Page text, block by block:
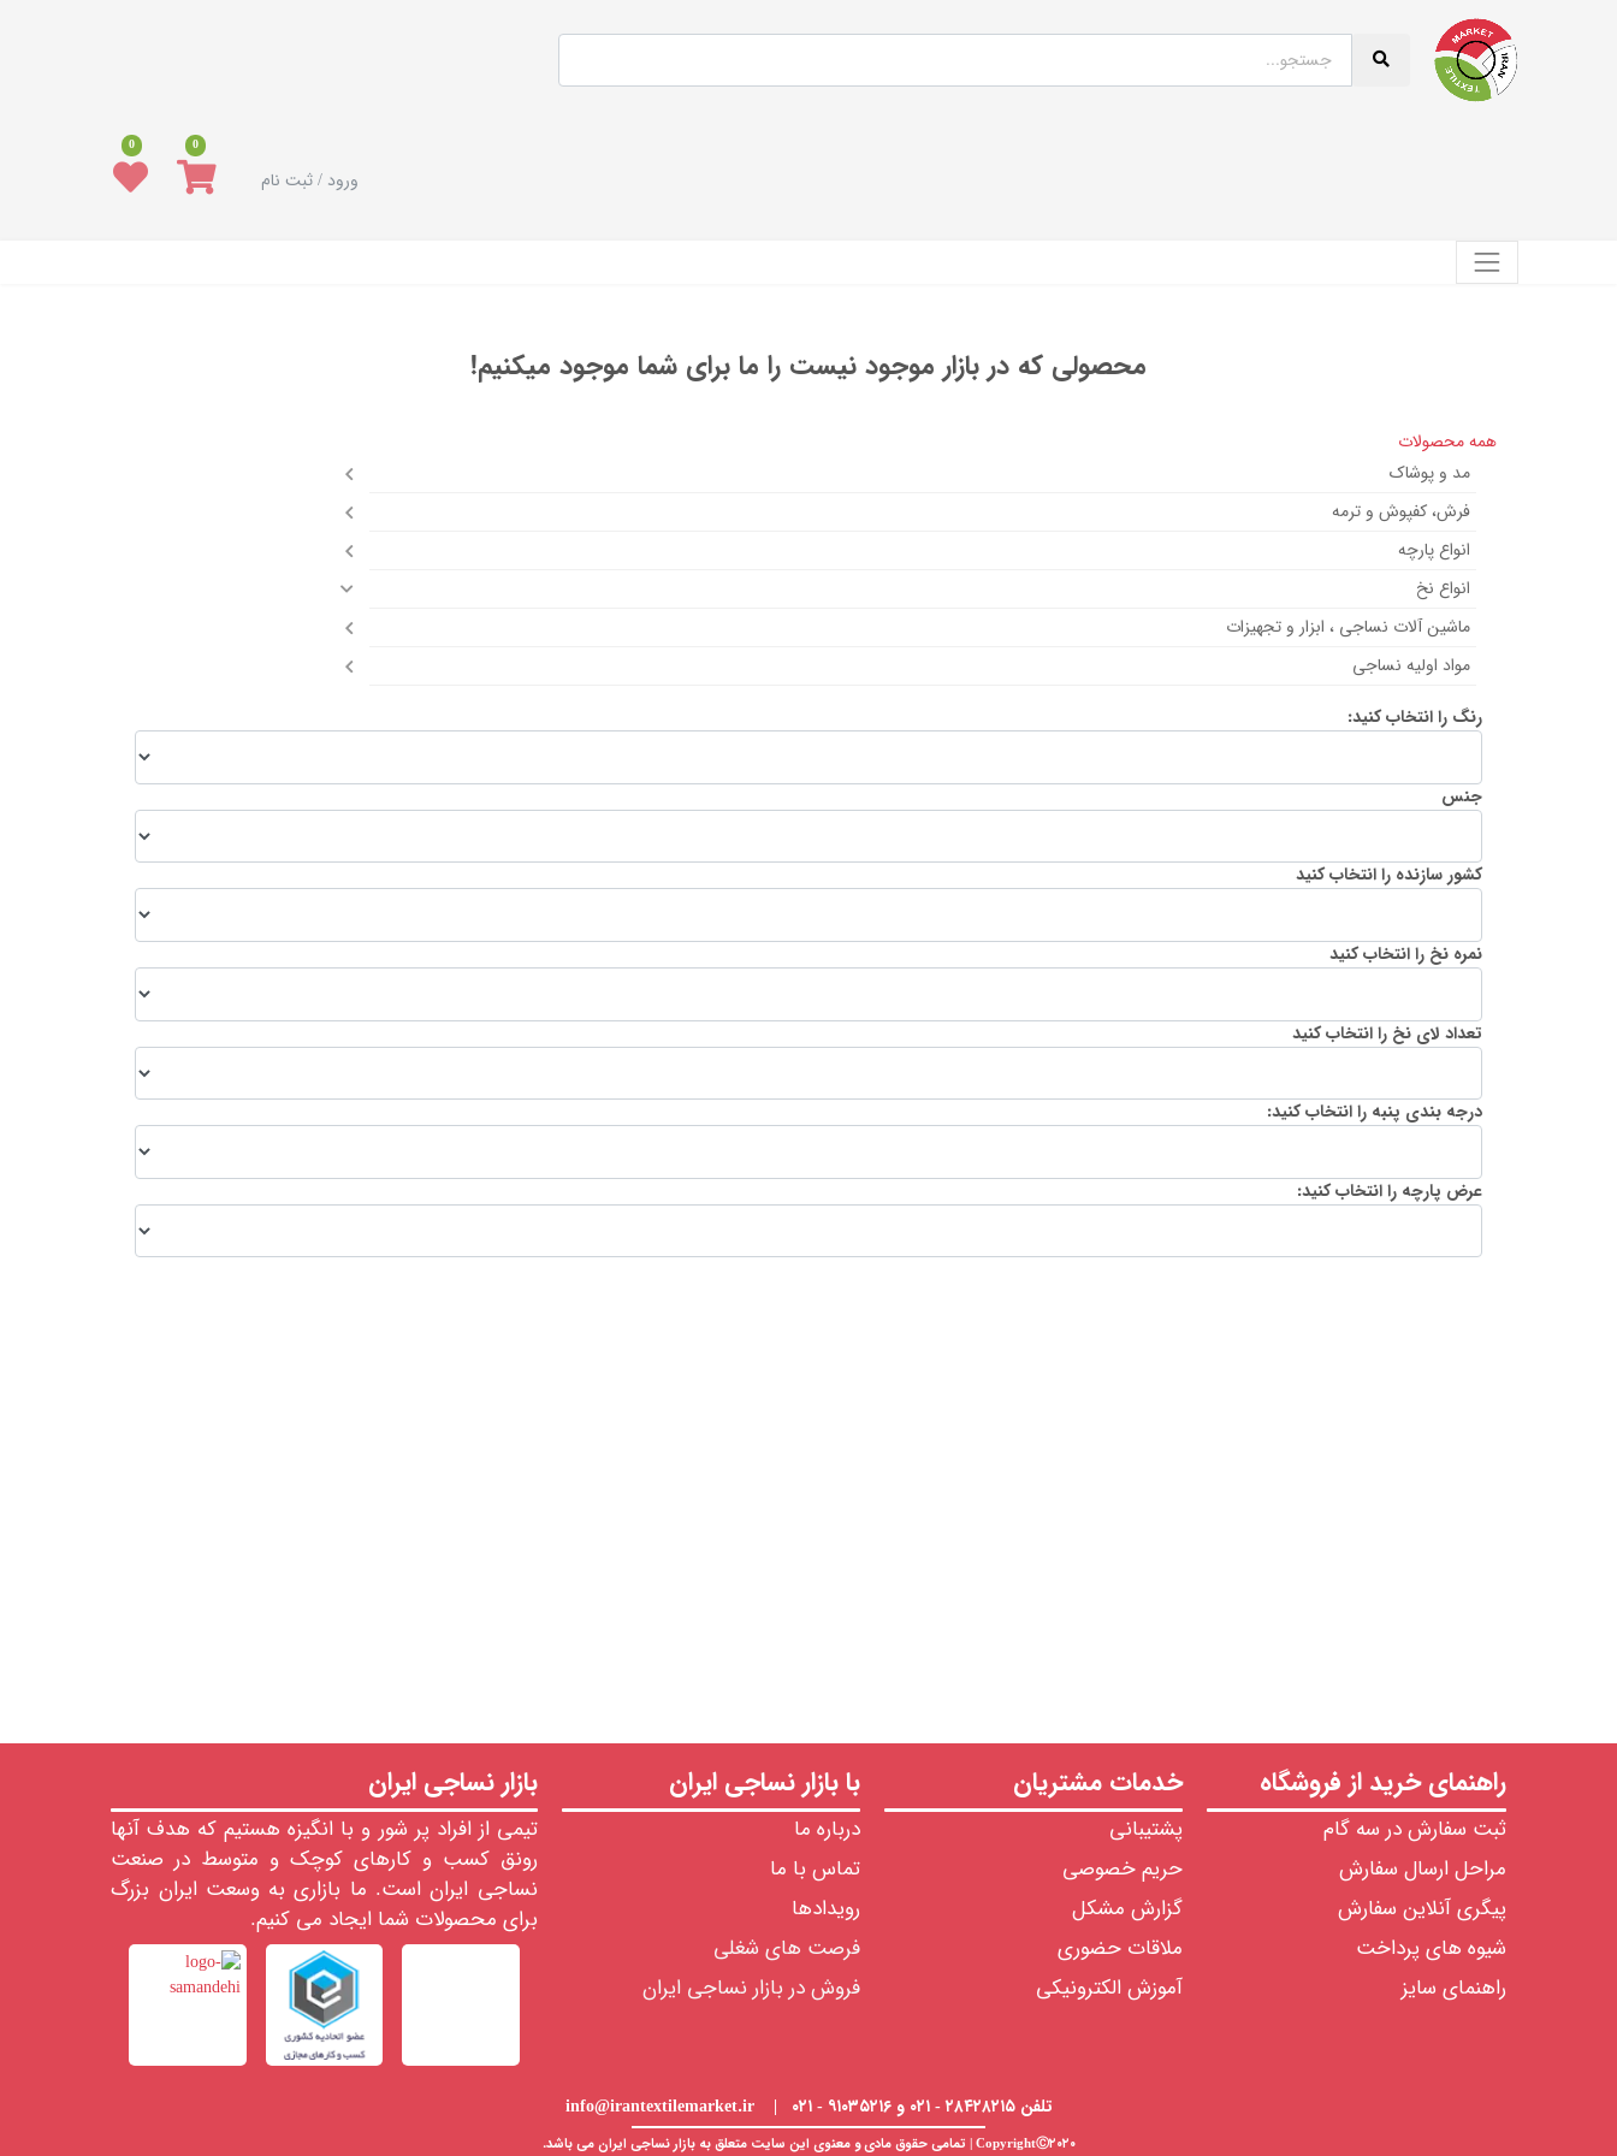
ورود / ثبت نام
0
0
محصولی که در بازار موجود نیست را ما برای شما موجود میکنیم!
همه محصولات
مد و پوشاک
فرش، کفپوش و ترمه
انواع پارچه
انواع نخ
ماشین آلات نساجی ، ابزار و تجهیزات
مواد اولیه نساجی
رنگ را انتخاب کنید:
جنس
کشور سازنده را انتخاب کنید
نمره نخ را انتخاب کنید
تعداد لای نخ را انتخاب کنید
درجه بندی پنبه را انتخاب کنید:
عرض پارچه را انتخاب کنید:
راهنمای خرید از فروشگاه
ثبت سفارش در سه گام
مراحل ارسال سفارش
پیگری آنلاین سفارش
شیوه های پرداخت
راهنمای سایز
خدمات مشتریان
پشتیبانی
حریم خصوصی
گزارش مشکل
ملاقات حضوری
آموزش الکترونیکی
با بازار نساجی ایران
درباره ما
تماس با ما
رویدادها
فرصت های شغلی
فروش در بازار نساجی ایران
بازار نساجی ایران
تیمی از افراد پر شور و با انگیزه هستیم که هدف آنها
رونق کسب و کارهای کوچک و متوسط در صنعت
نساجی ایران است. ما بازاری به وسعت ایران بزرگ
برای محصولات شما ایجاد می کنیم.
تلفن ۲۸۴۲۸۲۱۵ - ۰۲۱ و ۹۱۰۳۵۲۱۶ - ۰۲۱ | info@irantextilemarket.ir
CopyrightⒸ۲۰۲۰ | تمامی حقوق مادی و معنوی این سایت متعلق به بازار نساجی ایران می باشد.